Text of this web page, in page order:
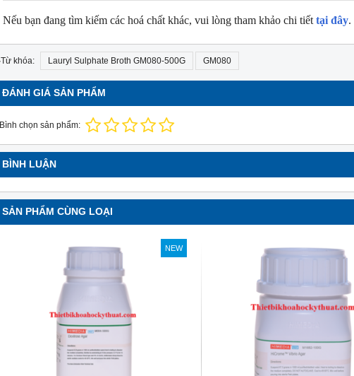
Nếu bạn đang tìm kiếm các hoá chất khác, vui lòng tham khảo chi tiết tại đây.
Từ khóa: Lauryl Sulphate Broth GM080-500G GM080
ĐÁNH GIÁ SẢN PHẨM
Bình chọn sản phẩm:
BÌNH LUẬN
SẢN PHẨM CÙNG LOẠI
NEW